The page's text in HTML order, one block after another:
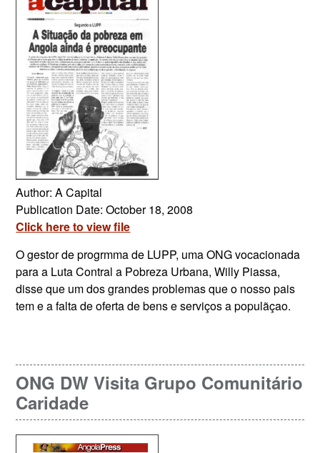
Author: A Capital
Publication Date: October 18, 2008
Click here to view file
O gestor de progrmma de LUPP, uma ONG vocacionada
para a Luta Contral a Pobreza Urbana, Willy Piassa,
disse que um dos grandes problemas que o nosso pais
tem e a falta de oferta de bens e serviços a populãçao.
ONG DW Visita Grupo Comunitário
Caridade